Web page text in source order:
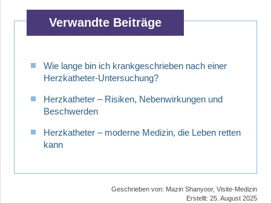
Verwandte Beiträge
Wie lange bin ich krankgeschrieben nach einer
Herzkatheter-Untersuchung?
Herzkatheter – Risiken, Nebenwirkungen und
Beschwerden
Herzkatheter – moderne Medizin, die Leben retten
kann
Geschrieben von: Mazin Shanyoor, Visite-Medizin
Erstellt: 25. August 2025